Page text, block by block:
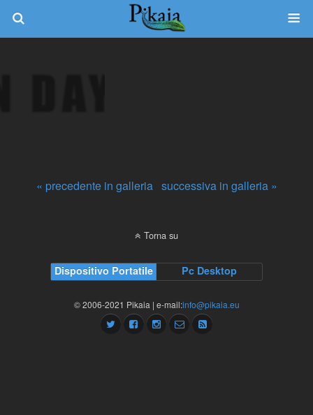
« precedente in galleria successiva in galleria »
Torna su
Dispositivo Portatile Pc Desktop
© 2006-2021 Pikaia | e-mail:info@pikaia.eu